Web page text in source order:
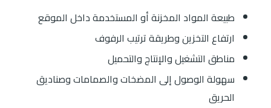
طبيعة المواد المخزنة أو المستخدمة داخل الموقع
ارتفاع التخزين وطريقة ترتيب الرفوف
مناطق التشغيل والإنتاج والتحميل
سهولة الوصول إلى المضخات والصمامات وصناديق
الحريق